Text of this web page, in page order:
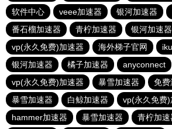
软件中心
veee加速器 银河加速器
番石榴加速器
青柠加速器
银河加速器
vp(永久免费)加速器
海外梯子官网
银河加速器
橘子加速器
anyconnect
vp(永久免费)加速器
暴雪加速器
免费
暴雪加速器
白鲸加速器
vp(永久免费)
hammer加速器
暴雪加速器 青柠加速